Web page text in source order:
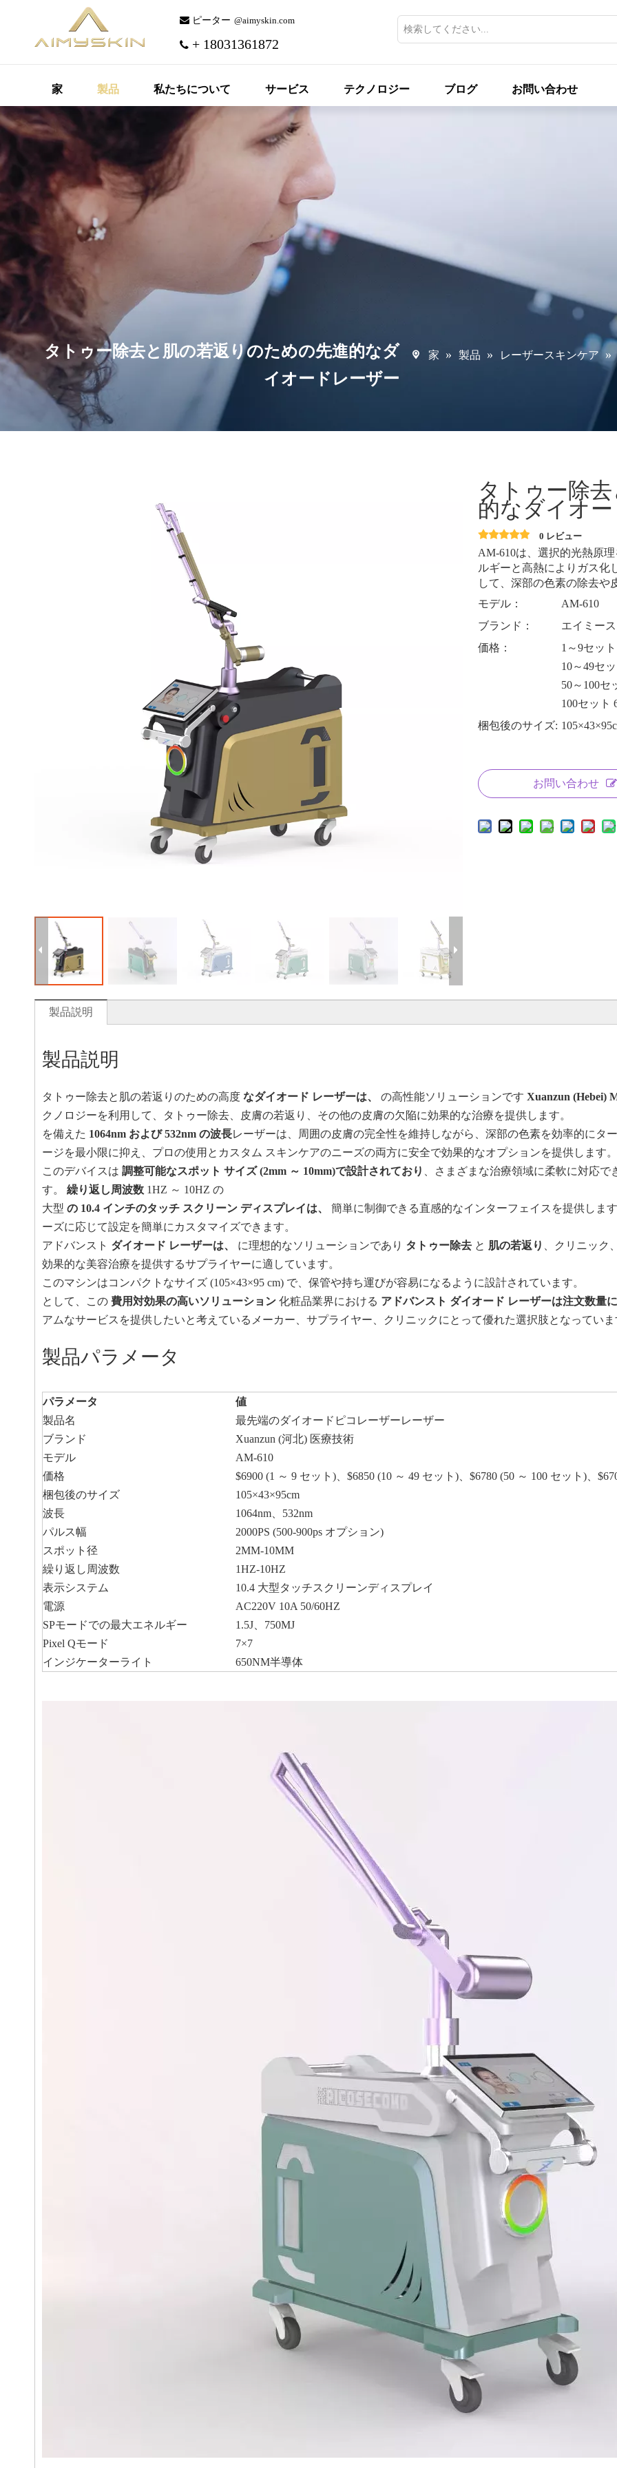
 ピーター @aimyskin.com
+ 18031361872
家 製品 私たちについて サービス テクノロジー ブログ お問い合わせ
タトゥー除去と肌の若返りのための先進的なダ
イオードレーザー
家 » 製品 » レーザースキンケア »
タトゥー除
的なダイオ
0 レビュー
AM-610は、選択的光熱原
ルギーと高熱によりガス化
して、深部の色素の除去や
モデル：
AM-610
ブランド：
エイミー
価格：
1～9セッ
10～49セ
50～100セ
100セット
梱包後のサイズ:
お問い合わせ
製品説明
製品説明
タトゥー除去と肌の若返りのための高度 なダイオード レーザーは、 の高性能ソリューションです Xuanzun (Hebei)
クノロジーを利用して、タトゥー除去、皮膚の若返り、その他の皮膚の欠陥に効果的な治療を提供します。
を備えた 1064nm および 532nm の波長レーザーは、周囲の皮膚の完全性を維持しながら、深部の色素を効率的にタ
ージを最小限に抑え、プロの使用とカスタム スキンケアのニーズの両方に安全で効果的なオプションを提供します。
このデバイスは 調整可能なスポット サイズ (2mm ～ 10mm)で設計されており
、さまざまな治療領域に柔軟に対応
す。 繰り返し周波数 1HZ ～ 10HZ の
大型 の 10.4 インチのタッチ スクリーン ディスプレイは、
簡単に制御できる直感的なインターフェイスを提供しま
ーズに応じて設定を簡単にカスタマイズできます。
アドバンスト ダイオード レーザーは、 に理想的なソリューションであり タトゥー除去 と 肌の若返り
、クリニッ
効果的な美容治療を提供するサプライヤーに適しています。
このマシンはコンパクトなサイズ (105×43×95 cm) で、保管や持ち運びが容易になるように設計されています。
として、この 費用対効果の高いソリューション 化粧品業界における アドバンスト ダイオード レーザーは注文数量
アムなサービスを提供したいと考えているメーカー、サプライヤー、クリニックにとって優れた選択肢となっていま
製品パラメータ
パラメータ
値
製品名
最先端のダイオードピコレーザーレーザー
ブランド
Xuanzun (河北) 医療技術
モデル
AM-610
価格
$6900 (1 ～ 9 セット)、$6850 (10 ～ 49 セット)、$6780 (50 ～ 100 セット)、
梱包後のサイズ
105×43×95cm
波長
1064nm、532nm
パルス幅
2000PS (500-900ps オプション)
スポット径
2MM-10MM
繰り返し周波数
1HZ-10HZ
表示システム
10.4 大型タッチスクリーンディスプレイ
電源
AC220V 10A 50/60HZ
SPモードでの最大エネルギー
1.5J、750MJ
Pixel Qモード
7×7
インジケーターライト
650NM半導体